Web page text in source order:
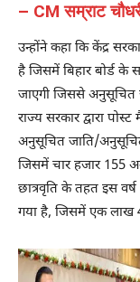
– CM सम्राट
उन्होंने कहा कि केंद्र
है जिसमें बिहार बोर्ड के
जाएगी जिससे अनुसूचित
राज्य सरकार द्वारा
अनुसूचित जाति/
जिसमें चार हजार 155
छात्रवृति के तहत इस
गया है, जिसमें एक लाख